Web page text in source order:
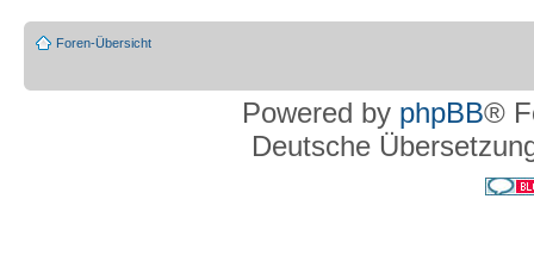
Foren-Übersicht
Powered by phpBB®
Deutsche